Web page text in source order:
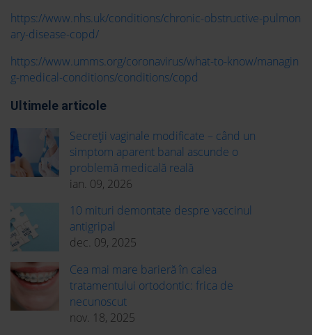
https://www.nhs.uk/conditions/chronic-obstructive-pulmon
ary-disease-copd/
https://www.umms.org/coronavirus/what-to-know/managin
g-medical-conditions/conditions/copd
Ultimele articole
Secreții vaginale modificate – când un
simptom aparent banal ascunde o
problemă medicală reală
ian. 09, 2026
10 mituri demontate despre vaccinul
antigripal
dec. 09, 2025
Cea mai mare barieră în calea
tratamentului ortodontic: frica de
necunoscut
nov. 18, 2025